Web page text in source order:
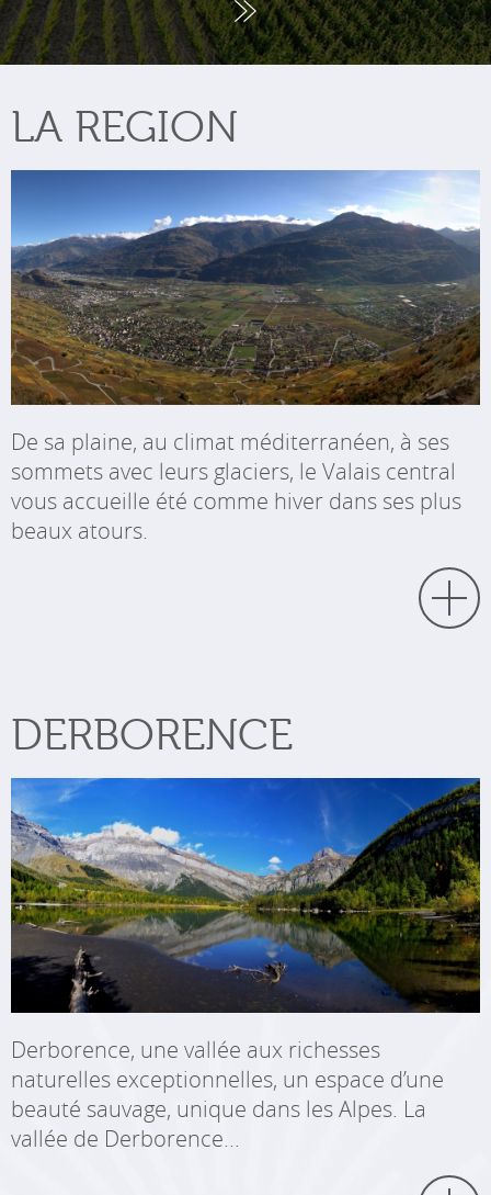
LA REGION
De sa plaine, au climat méditerranéen, à ses
sommets avec leurs glaciers, le Valais central
vous accueille été comme hiver dans ses plus
beaux atours.
DERBORENCE
Derborence, une vallée aux richesses
naturelles exceptionnelles, un espace d’une
beauté sauvage, unique dans les Alpes. La
vallée de Derborence...